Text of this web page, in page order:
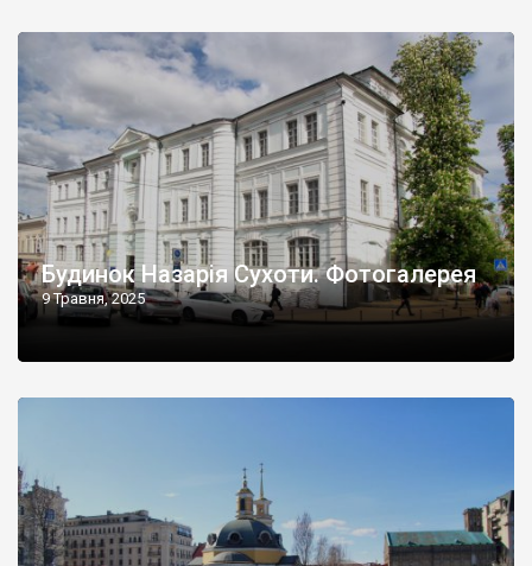
Будинок Назарія Сухоти. Фотогалерея
9 Травня, 2025